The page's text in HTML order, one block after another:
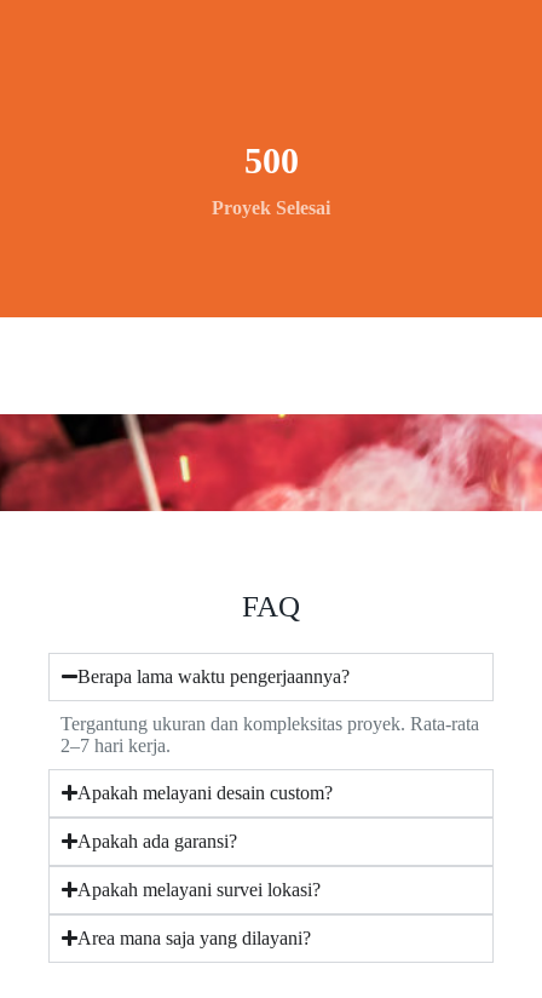
Proyek Selesai
500
FAQ
Berapa lama waktu pengerjaannya?
Tergantung ukuran dan kompleksitas proyek. Rata-rata
2–7 hari kerja.
Apakah melayani desain custom?
Apakah ada garansi?
Apakah melayani survei lokasi?
Area mana saja yang dilayani?